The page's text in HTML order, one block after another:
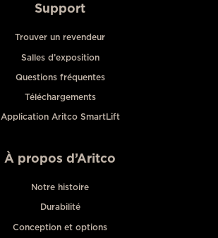
Support
Trouver un revendeur
Salles d’exposition
Questions fréquentes
Téléchargements
Application Aritco SmartLift
À propos d’Aritco
Notre histoire
Durabilité
Conception et options